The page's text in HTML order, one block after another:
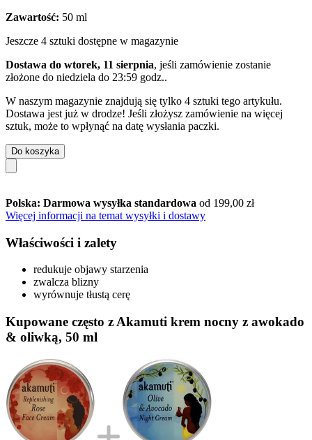
Zawartość: 50 ml
Jeszcze 4 sztuki dostępne w magazynie
Dostawa do wtorek, 11 sierpnia, jeśli zamówienie zostanie
złożone do niedziela do 23:59 godz..
W naszym magazynie znajdują się tylko 4 sztuki tego artykułu.
Dostawa jest już w drodze! Jeśli złożysz zamówienie na więcej
sztuk, może to wpłynąć na datę wysłania paczki.
Do koszyka
Polska: Darmowa wysyłka standardowa od 199,00 zł
Więcej informacji na temat wysyłki i dostawy
Właściwości i zalety
redukuje objawy starzenia
zwalcza blizny
wyrównuje tłustą cerę
Kupowane często z Akamuti krem nocny z awokado
& oliwką, 50 ml